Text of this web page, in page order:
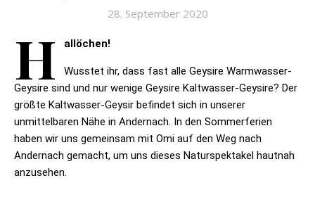
28. September 2020
H allöchen!
Wusstet ihr, dass fast alle Geysire Warmwasser-
Geysire sind und nur wenige Geysire Kaltwasser-Geysire? Der
größte Kaltwasser-Geysir befindet sich in unserer
unmittelbaren Nähe in Andernach. In den Sommerferien
haben wir uns gemeinsam mit Omi auf den Weg nach
Andernach gemacht, um uns dieses Naturspektakel hautnah
anzusehen.